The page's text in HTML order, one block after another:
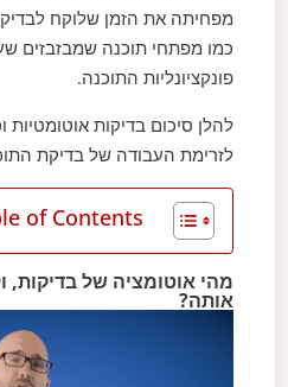
מפחיתה את הזמן שלוקח
כמו מפתחי תוכנה שמבזבזים
פונקציונליות התוכנה.
להלן סיכום בדיקות אוטומטיות
לזרימת העבודה של בדיקת
of Contents
מהי אוטומציה של בדיקות,
אותה?